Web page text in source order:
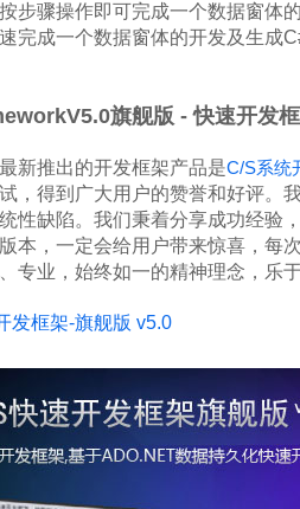
步骤操作即可完成一个数据窗体
完成一个数据窗体的开发及生成
旗舰版 - 快速开发
新推出的开发框架产品是C/S系统
，得到广大用户的赞誉和好评。
性缺陷。我们秉着分享成功经验
本，一定会给用户带来惊喜，每
专业，始终如一的精神理念，乐
发框架-旗舰版 v5.0